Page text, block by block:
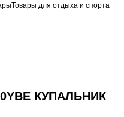
Товары для отдыха и спорта
КУПАЛЬНИК